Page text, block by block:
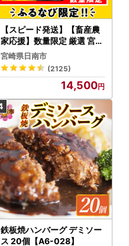
【スピード発送】【畜産農
家応援】数量限定 厳選 宮崎
牛 赤身 焼肉 計800g FN-Li
mited-PR_BDV5-26-2W
宮崎県日南市
(2125)
14,500
鉄板焼ハンバーグ デミソー
ス 20個【A6-028】